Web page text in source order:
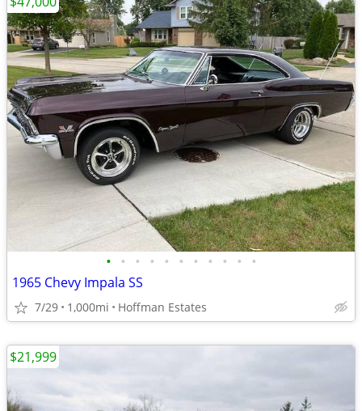
• • • • • • • • • • •
1965 Chevy Impala SS
7/29 1,000mi Hoffman Estates
$21,999